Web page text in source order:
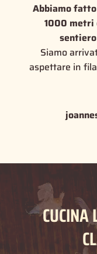
Abbiamo
1000 metri
Siamo
aspettare in